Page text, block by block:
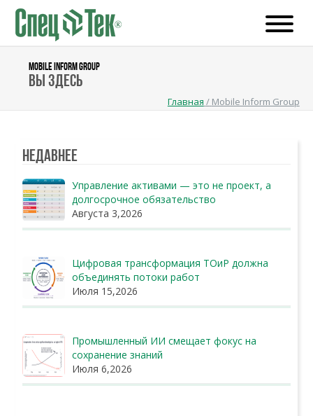
MOBILE INFORM GROUP
Вы здесь
Главная / Mobile Inform Group
Недавнее
Управление активами — это не проект, а
долгосрочное обязательство
Августа 3,2026
Цифровая трансформация ТОиР должна
объединять потоки работ
Июля 15,2026
Промышленный ИИ смещает фокус на
сохранение знаний
Июля 6,2026